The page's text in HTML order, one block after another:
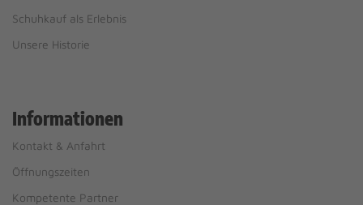
Schuhkauf als Erlebnis
Unsere Historie
Informationen
Kontakt & Anfahrt
Öffnungszeiten
Kompetente Partner